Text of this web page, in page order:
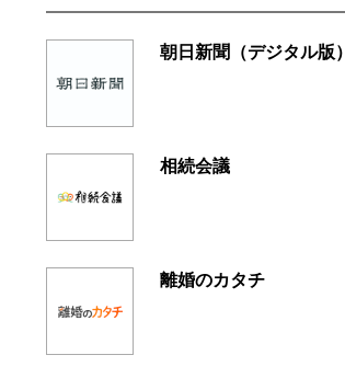
朝日新聞（デジタル版）
相続会議
離婚のカタチ